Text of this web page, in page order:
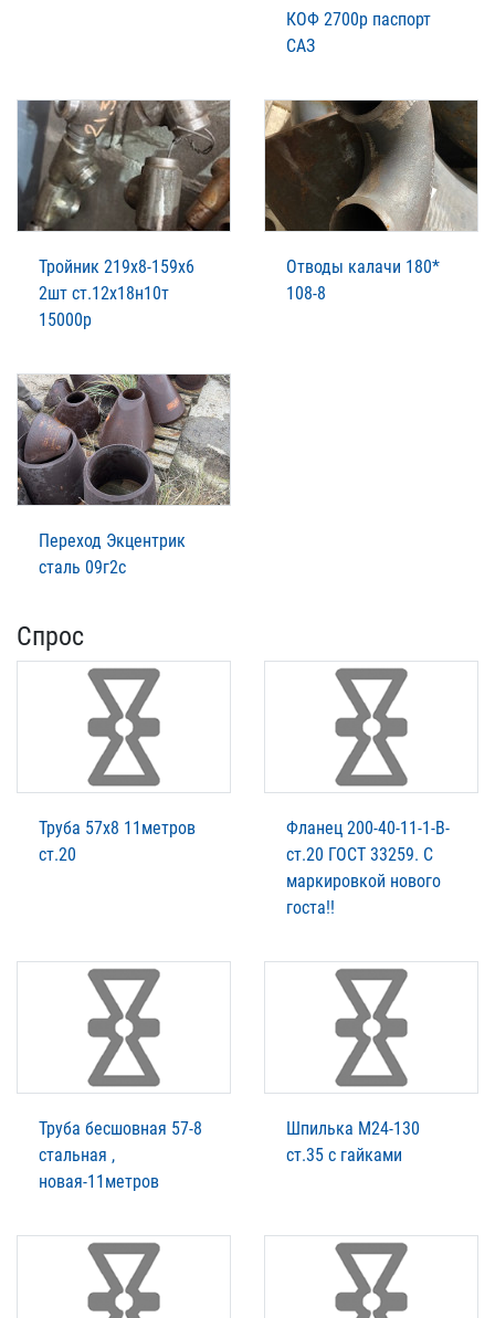
КОФ 2700р паспорт
САЗ
Тройник 219х8-159х6
2шт ст.12х18н10т
15000р
Отводы калачи 180*
108-8
Переход Экцентрик
сталь 09г2с
Спрос
Труба 57х8 11метров
ст.20
Фланец 200-40-11-1-В-
ст.20 ГОСТ 33259. С
маркировкой нового
госта!!
Труба бесшовная 57-8
стальная ,
новая-11метров
Шпилька М24-130
ст.35 с гайками